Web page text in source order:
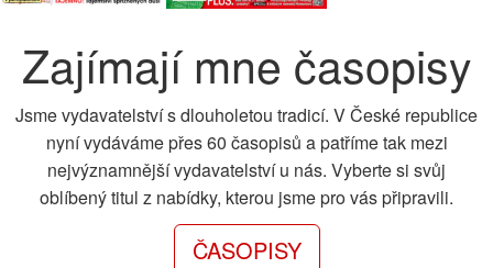
Zajímají mne časopisy
Jsme vydavatelství s dlouholetou tradicí. V České republice
nyní vydáváme přes 60 časopisů a patříme tak mezi
nejvýznamnější vydavatelství u nás. Vyberte si svůj
oblíbený titul z nabídky, kterou jsme pro vás připravili.
ČASOPISY